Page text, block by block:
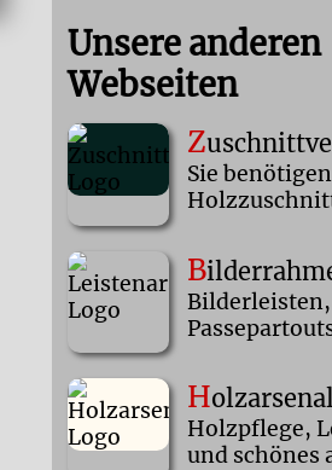
Unsere anderen
Webseiten
Z
Sie benötigen
B
Holzarsenal
Holzpflege,
und schönes